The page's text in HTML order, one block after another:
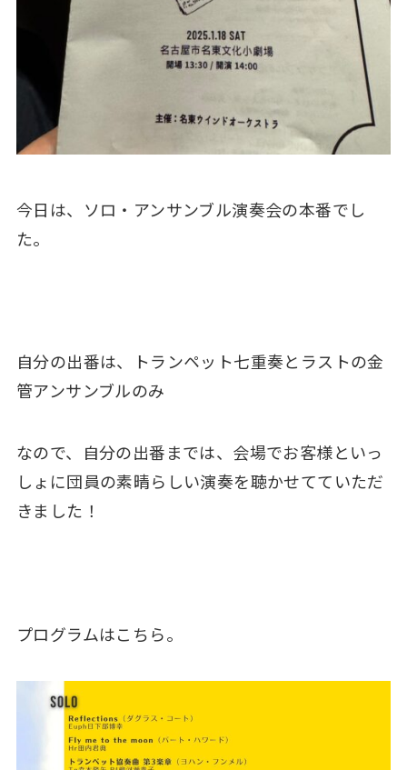
今日は、ソロ・アンサンブル演奏会の本番でし
た。
自分の出番は、トランペット七重奏とラストの金
管アンサンブルのみ
なので、自分の出番までは、会場でお客様といっ
しょに団員の素晴らしい演奏を聴かせてていただ
きました！
プログラムはこちら。